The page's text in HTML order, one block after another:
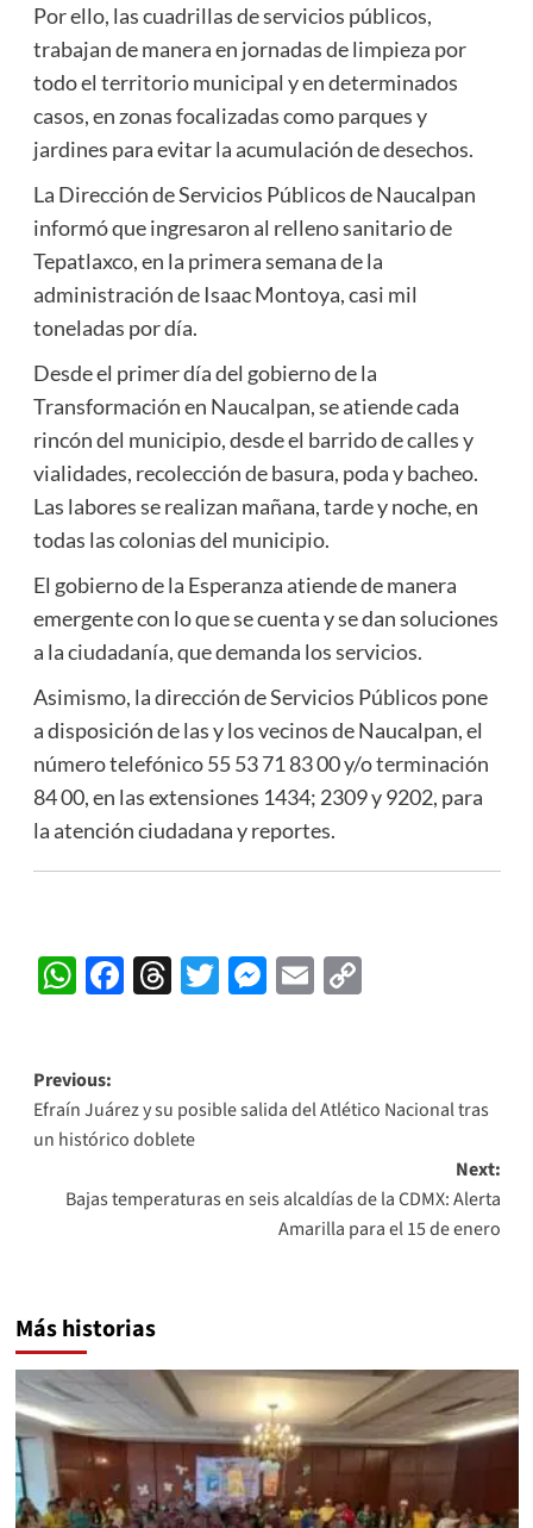
Por ello, las cuadrillas de servicios públicos,
trabajan de manera en jornadas de limpieza por
todo el territorio municipal y en determinados
casos, en zonas focalizadas como parques y
jardines para evitar la acumulación de desechos.
La Dirección de Servicios Públicos de Naucalpan
informó que ingresaron al relleno sanitario de
Tepatlaxco, en la primera semana de la
administración de Isaac Montoya, casi mil
toneladas por día.
Desde el primer día del gobierno de la
Transformación en Naucalpan, se atiende cada
rincón del municipio, desde el barrido de calles y
vialidades, recolección de basura, poda y bacheo.
Las labores se realizan mañana, tarde y noche, en
todas las colonias del municipio.
El gobierno de la Esperanza atiende de manera
emergente con lo que se cuenta y se dan soluciones
a la ciudadanía, que demanda los servicios.
Asimismo, la dirección de Servicios Públicos pone
a disposición de las y los vecinos de Naucalpan, el
número telefónico 55 53 71 83 00 y/o terminación
84 00, en las extensiones 1434; 2309 y 9202, para
la atención ciudadana y reportes.
WhatsApp
Facebook
Threads
Twitter
Messenger
EmailCopy
Post
navigation
Previous:
Efraín Juárez y su posible salida del Atlético Nacional tras
un histórico doblete
Next:
Bajas temperaturas en seis alcaldías de la CDMX: Alerta
Amarilla para el 15 de enero
Más historias